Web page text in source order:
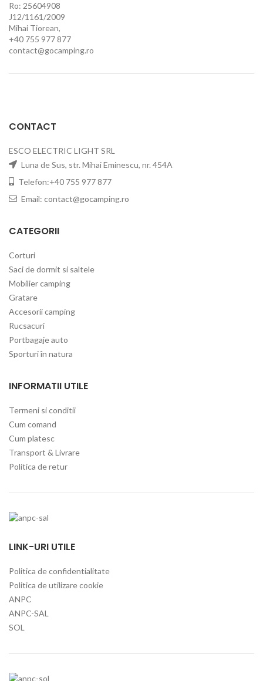
Ro: 25604908
J12/1161/2009
Mihai Tiorean,
+40 755 977 877
contact@gocamping.ro
CONTACT
ESCO ELECTRIC LIGHT SRL
Luna de Sus, str. Mihai Eminescu, nr. 454A
Telefon:+40 755 977 877
Email: contact@gocamping.ro
CATEGORII
Corturi
Saci de dormit si saltele
Mobilier camping
Gratare
Accesorii camping
Rucsacuri
Portbagaje auto
Sporturi în natura
INFORMATII UTILE
Termeni si conditii
Cum comand
Cum platesc
Transport & Livrare
Politica de retur
LINK-URI UTILE
Politica de confidentialitate
Politica de utilizare cookie
ANPC
ANPC-SAL
SOL